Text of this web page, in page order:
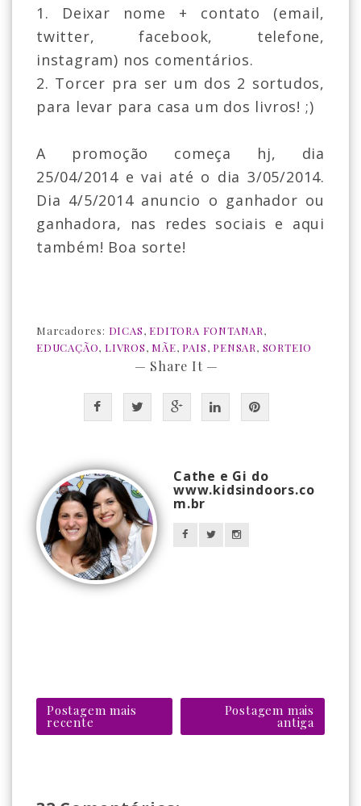
1. Deixar nome + contato (email,
twitter, facebook, telefone,
instagram) nos comentários.
2. Torcer pra ser um dos 2 sortudos,
para levar para casa um dos livros! ;)
A promoção começa hj, dia
25/04/2014 e vai até o dia 3/05/2014.
Dia 4/5/2014 anuncio o ganhador ou
ganhadora, nas redes sociais e aqui
também! Boa sorte!
Marcadores: DICAS, EDITORA FONTANAR,
EDUCAÇÃO, LIVROS, MÃE, PAIS, PENSAR, SORTEIO
— Share It —
Cathe e Gi do
www.kidsindoors.co
m.br
Postagem mais
recente
Postagem mais
antiga